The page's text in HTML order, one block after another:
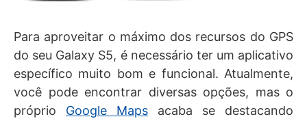
Para aproveitar o máximo dos recursos do GPS
do seu Galaxy S5, é necessário ter um aplicativo
específico muito bom e funcional. Atualmente,
você pode encontrar diversas opções, mas o
próprio Google Maps acaba se destacando